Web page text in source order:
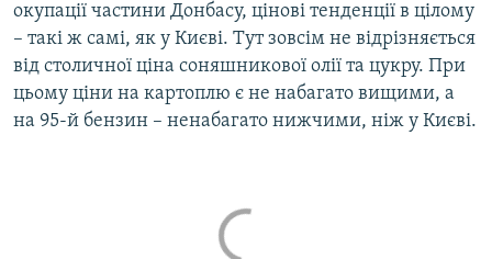
окупації частини Донбасу, цінові тенденції в цілому
– такі ж самі, як у Києві. Тут зовсім не відрізняється
від столичної ціна соняшникової олії та цукру. При
цьому ціни на картоплю є не набагато вищими, а
на 95-й бензин – ненабагато нижчими, ніж у Києві.